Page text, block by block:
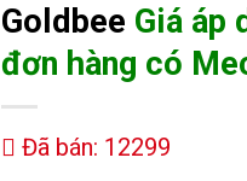
Goldbee Giá áp
đơn hàng có
Đã bán: 12299